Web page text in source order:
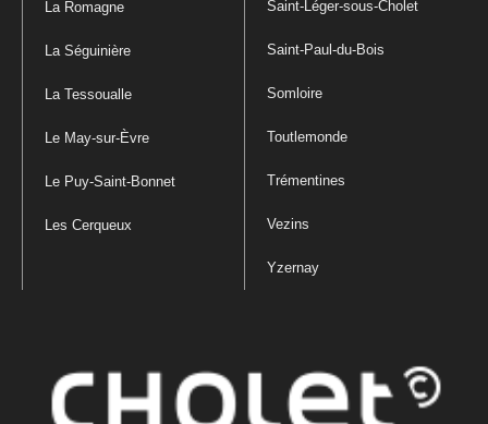
La Romagne
La Séguinière
La Tessoualle
Le May-sur-Èvre
Le Puy-Saint-Bonnet
Les Cerqueux
Saint-Léger-sous-Cholet
Saint-Paul-du-Bois
Somloire
Toutlemonde
Trémentines
Vezins
Yzernay